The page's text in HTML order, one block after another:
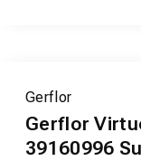
Gerflor
Gerflor
39160996